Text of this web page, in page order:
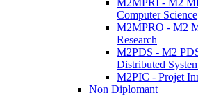
M2MPRI - M2
Computer Science
M2MPRO - M2
Research
M2PDS - M2
Distributed
M2PIC - Projet
Non Diplomant